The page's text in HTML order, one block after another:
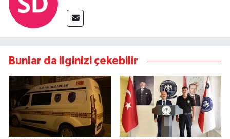
Bunlar da ilginizi çekebilir